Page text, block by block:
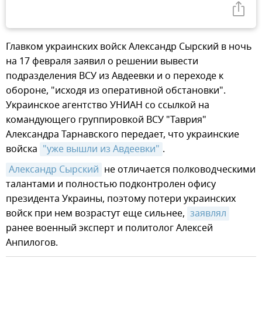
Главком украинских войск Александр Сырский в ночь
на 17 февраля заявил о решении вывести
подразделения ВСУ из Авдеевки и о переходе к
обороне, "исходя из оперативной обстановки".
Украинское агентство УНИАН со ссылкой на
командующего группировкой ВСУ "Таврия"
Александра Тарнавского передает, что украинские
войска "уже вышли из Авдеевки" .
Александр Сырский не отличается полководческими
талантами и полностью подконтролен офису
президента Украины, поэтому потери украинских
войск при нем возрастут еще сильнее, заявлял
ранее военный эксперт и политолог Алексей
Анпилогов.